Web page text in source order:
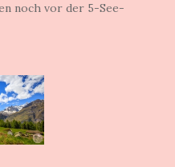
noch vor der 5-See-